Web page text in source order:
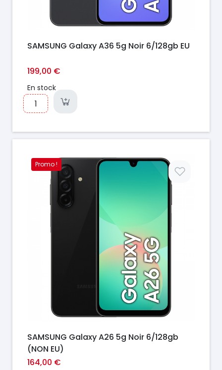
SAMSUNG Galaxy A36 5g Noir 6/128gb EU
199,00 €
En stock
Promo !
SAMSUNG Galaxy A26 5g Noir 6/128gb
(NON EU)
164,00 €